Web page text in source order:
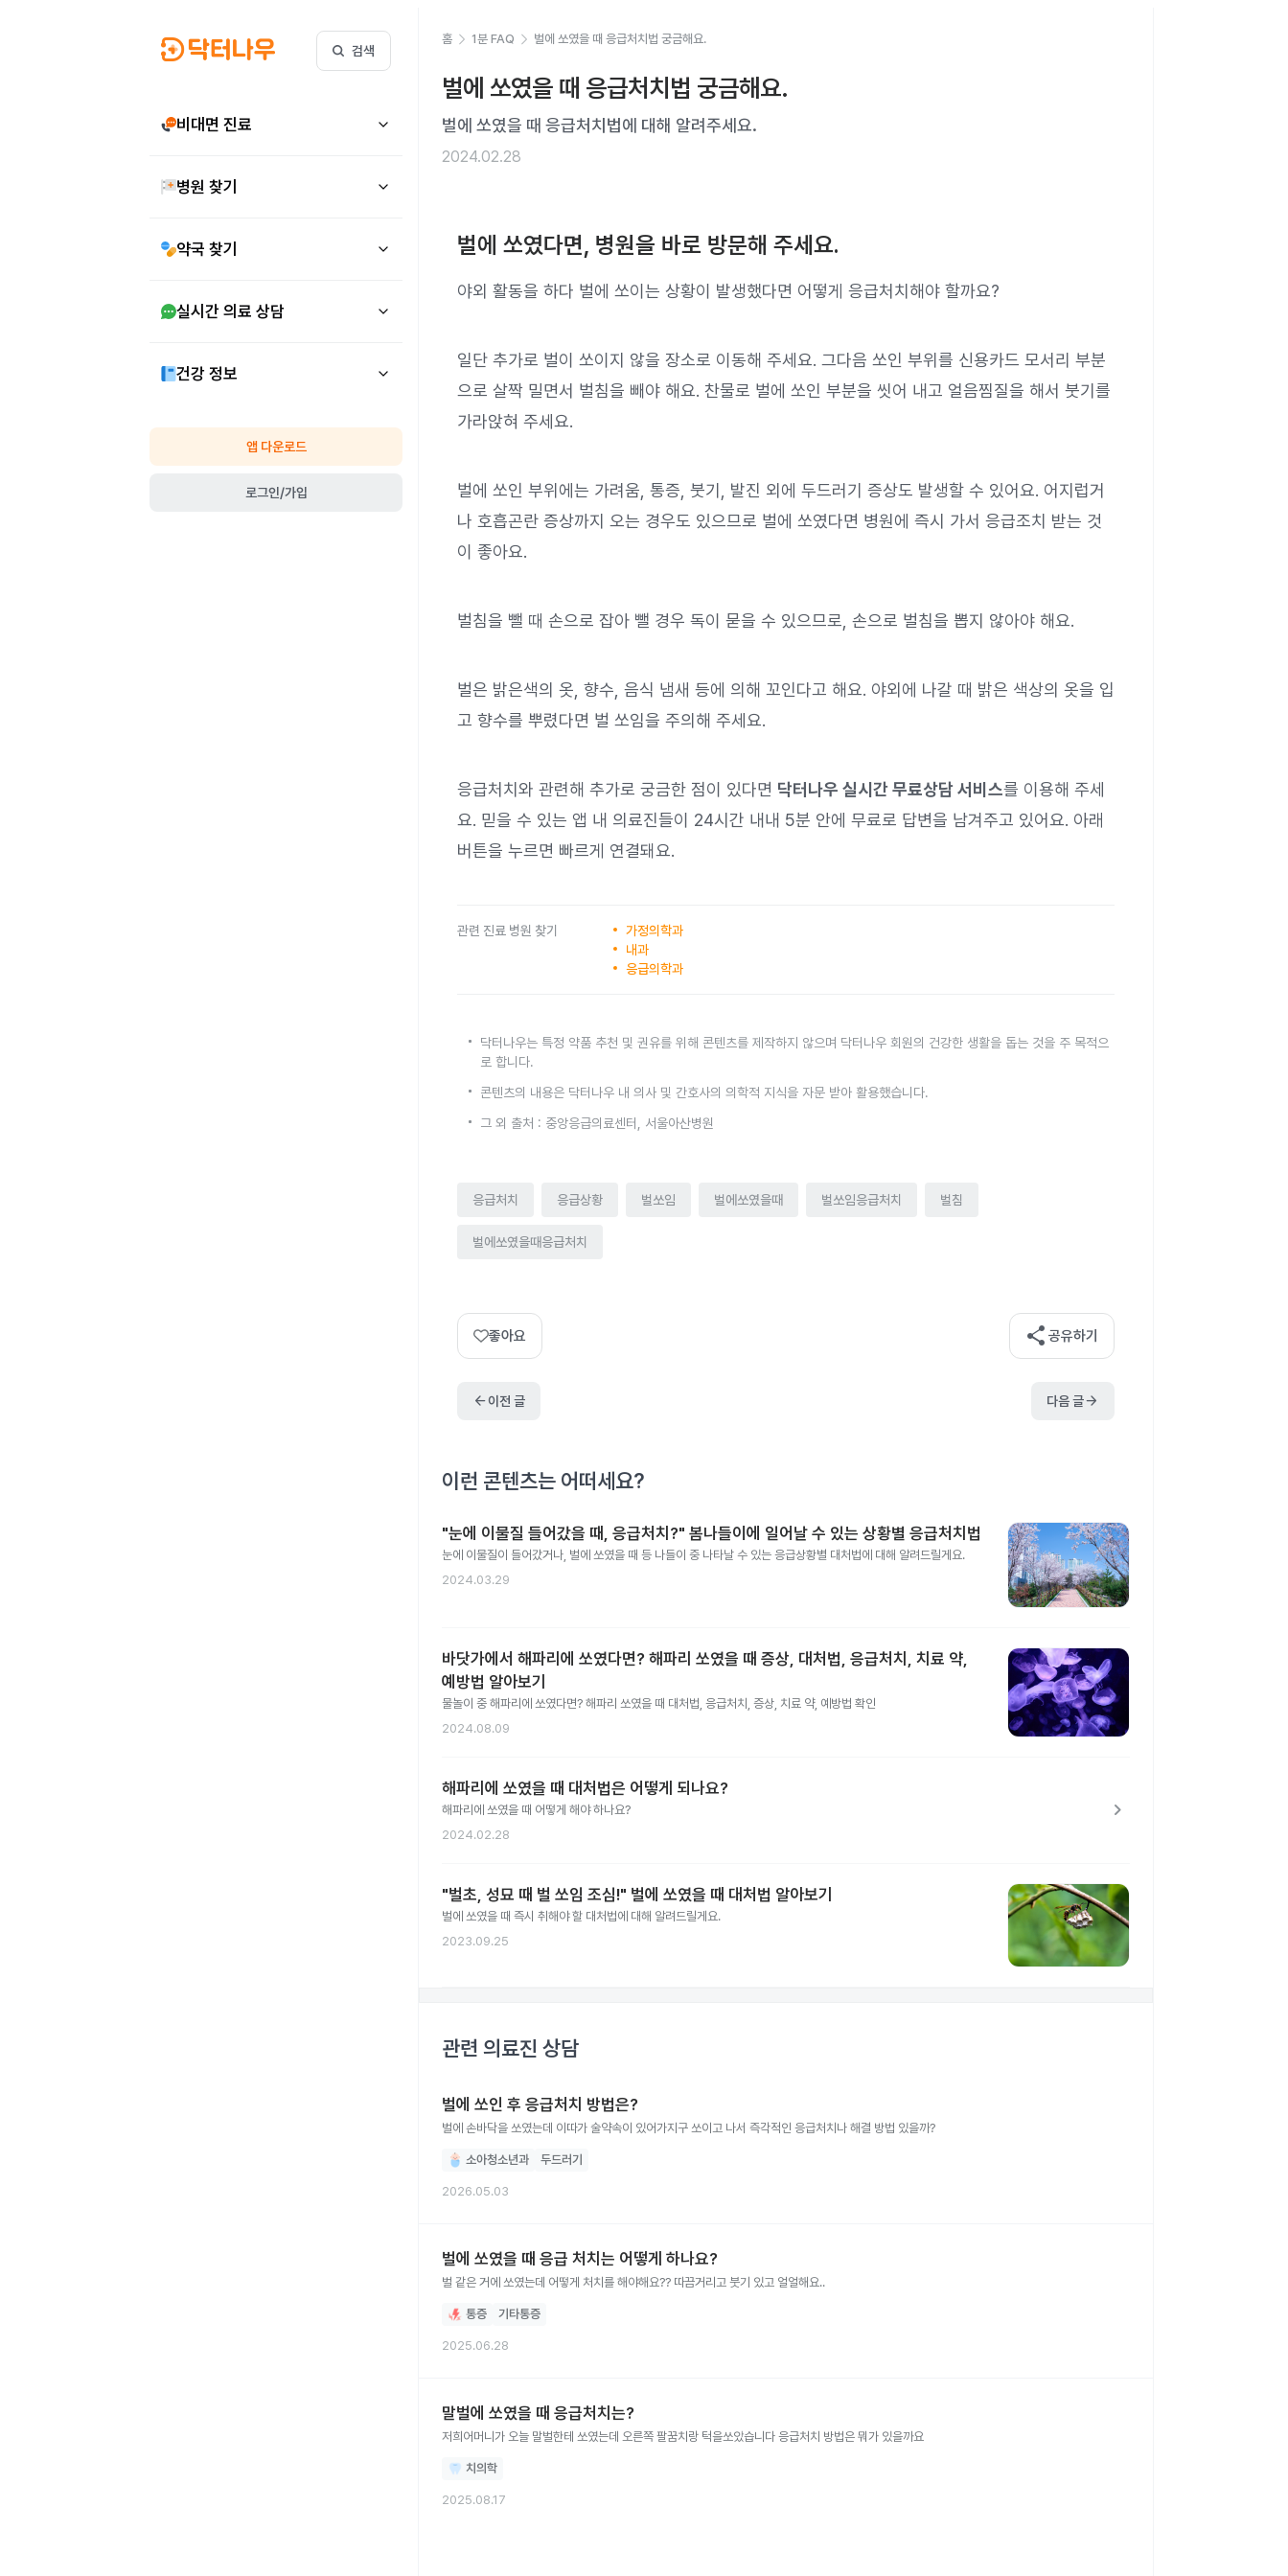
검색
비대면 진료
병원 찾기
약국 찾기
실시간 의료 상담
건강 정보
앱 다운로드
로그인/가입
홈 1분 FAQ 벌에 쏘였을 때 응급처치법 궁금해요.
벌에 쏘였을 때 응급처치법 궁금해요.
벌에 쏘였을 때 응급처치법에 대해 알려주세요.
2024.02.28
벌에 쏘였다면, 병원을 바로 방문해 주세요.
야외 활동을 하다 벌에 쏘이는 상황이 발생했다면 어떻게 응급처치해야 할까요?
일단 추가로 벌이 쏘이지 않을 장소로 이동해 주세요. 그다음 쏘인 부위를 신용카드 모서리 부분
으로 살짝 밀면서 벌침을 빼야 해요. 찬물로 벌에 쏘인 부분을 씻어 내고 얼음찜질을 해서 붓기를
가라앉혀 주세요.
벌에 쏘인 부위에는 가려움, 통증, 붓기, 발진 외에 두드러기 증상도 발생할 수 있어요. 어지럽거
나 호흡곤란 증상까지 오는 경우도 있으므로 벌에 쏘였다면 병원에 즉시 가서 응급조치 받는 것
이 좋아요.
벌침을 뺄 때 손으로 잡아 뺄 경우 독이 묻을 수 있으므로, 손으로 벌침을 뽑지 않아야 해요.
벌은 밝은색의 옷, 향수, 음식 냄새 등에 의해 꼬인다고 해요. 야외에 나갈 때 밝은 색상의 옷을 입
고 향수를 뿌렸다면 벌 쏘임을 주의해 주세요.
응급처치와 관련해 추가로 궁금한 점이 있다면 닥터나우 실시간 무료상담 서비스를 이용해 주세
요. 믿을 수 있는 앱 내 의료진들이 24시간 내내 5분 안에 무료로 답변을 남겨주고 있어요. 아래
버튼을 누르면 빠르게 연결돼요.
관련 진료 병원 찾기
가정의학과
내과
응급의학과
닥터나우는 특정 약품 추천 및 권유를 위해 콘텐츠를 제작하지 않으며 닥터나우 회원의 건강한 생활을 돕는 것을 주 목적으
로 합니다.
콘텐츠의 내용은 닥터나우 내 의사 및 간호사의 의학적 지식을 자문 받아 활용했습니다.
그 외 출처 : 중앙응급의료센터, 서울아산병원
응급처치 응급상황 벌쏘임 벌에쏘였을때 벌쏘임응급처치 벌침
벌에쏘였을때응급처치
좋아요 share 공유하기
arrow_back이전 글 다음 글arrow_forward
이런 콘텐츠는 어떠세요?
"눈에 이물질 들어갔을 때, 응급처치?" 봄나들이에 일어날 수 있는 상황별 응급처치법
눈에 이물질이 들어갔거나, 벌에 쏘였을 때 등 나들이 중 나타날 수 있는 응급상황별 대처법에 대해 알려드릴게요.
2024.03.29
바닷가에서 해파리에 쏘였다면? 해파리 쏘였을 때 증상, 대처법, 응급처치, 치료 약,
예방법 알아보기
물놀이 중 해파리에 쏘였다면? 해파리 쏘였을 때 대처법, 응급처치, 증상, 치료 약, 예방법 확인
2024.08.09
해파리에 쏘였을 때 대처법은 어떻게 되나요?
해파리에 쏘였을 때 어떻게 해야 하나요?
2024.02.28
chevron_right
"벌초, 성묘 때 벌 쏘임 조심!" 벌에 쏘였을 때 대처법 알아보기
벌에 쏘였을 때 즉시 취해야 할 대처법에 대해 알려드릴게요.
2023.09.25
관련 의료진 상담
벌에 쏘인 후 응급처치 방법은?
벌에 손바닥을 쏘였는데 이따가 술약속이 있어가지구 쏘이고 나서 즉각적인 응급처치나 해결 방법 있을까?
소아청소년과 두드러기
2026.05.03
벌에 쏘였을 때 응급 처치는 어떻게 하나요?
벌 같은 거에 쏘였는데 어떻게 처치를 해야해요?? 따끔거리고 붓기 있고 얼얼해요..
통증 기타통증
2025.06.28
말벌에 쏘였을 때 응급처치는?
저희어머니가 오늘 말벌한테 쏘였는데 오른쪽 팔꿈치랑 턱을쏘았습니다 응급처치 방법은 뭐가 있을까요
치의학
2025.08.17